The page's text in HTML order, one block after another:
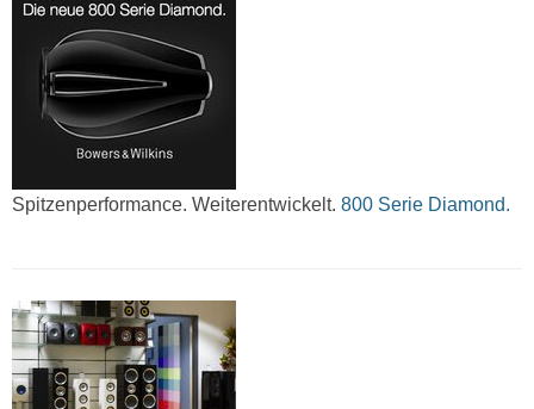
Spitzenperformance. Weiterentwickelt. 800 Serie Diamond.